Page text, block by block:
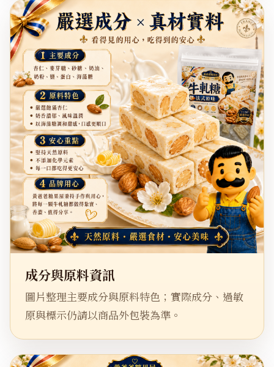
成分與原料資訊
圖片整理主要成分與原料特色；實際成分、過敏
原與標示仍請以商品外包裝為準。